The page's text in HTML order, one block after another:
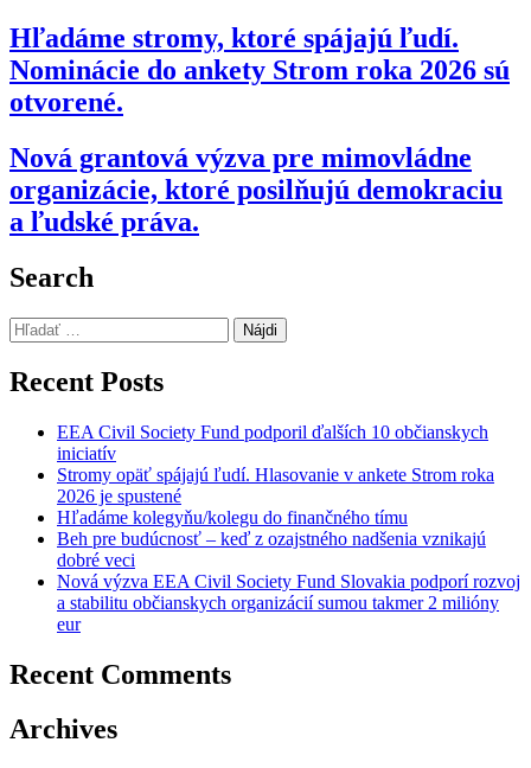
Hľadáme stromy, ktoré spájajú ľudí.
Nominácie do ankety Strom roka 2026 sú
otvorené.
Nová grantová výzva pre mimovládne
organizácie, ktoré posilňujú demokraciu
a ľudské práva.
Search
Hľadať:
Recent Posts
EEA Civil Society Fund podporil ďalších 10 občianskych
iniciatív
Stromy opäť spájajú ľudí. Hlasovanie v ankete Strom roka
2026 je spustené
Hľadáme kolegyňu/kolegu do finančného tímu
Beh pre budúcnosť – keď z ozajstného nadšenia vznikajú
dobré veci
Nová výzva EEA Civil Society Fund Slovakia podporí rozvoj
a stabilitu občianskych organizácií sumou takmer 2 milióny
eur
Recent Comments
Archives